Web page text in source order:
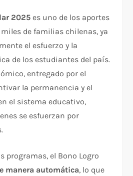
2025 es uno de los aportes
de familias chilenas, ya
el esfuerzo y la
de los estudiantes del país.
entregado por el
la permanencia y el
el sistema educativo,
se esfuerzan por
programas, el Bono Logro
manera automática, lo que